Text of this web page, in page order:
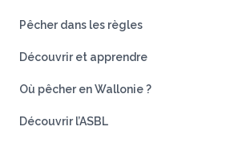
Pêcher dans les règles
Découvrir et apprendre
Où pêcher en Wallonie ?
Découvrir l’ASBL